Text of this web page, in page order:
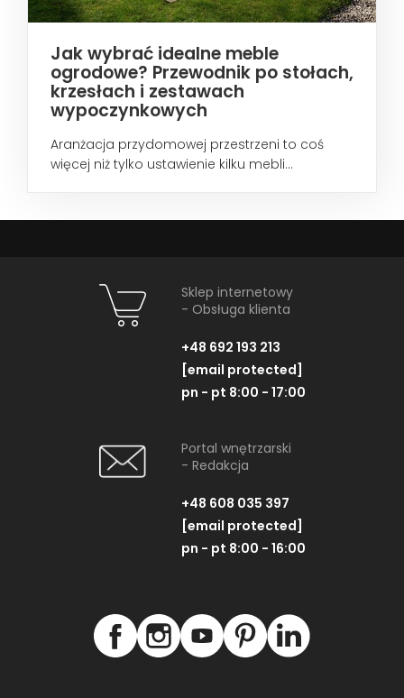
Jak wybrać idealne meble
ogrodowe? Przewodnik po stołach,
krzesłach i zestawach
wypoczynkowych
Aranżacja przydomowej przestrzeni to coś
więcej niż tylko ustawienie kilku mebli...
Sklep internetowy
- Obsługa klienta
+48 692 193 213
[email protected]
pn - pt 8:00 - 17:00
Portal wnętrzarski
- Redakcja
+48 608 035 397
[email protected]
pn - pt 8:00 - 16:00